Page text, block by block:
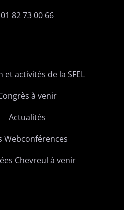
01 82 73 00 66
et activités de la SFEL
à venir
Actualités
Webconférences
Chevreul à venir